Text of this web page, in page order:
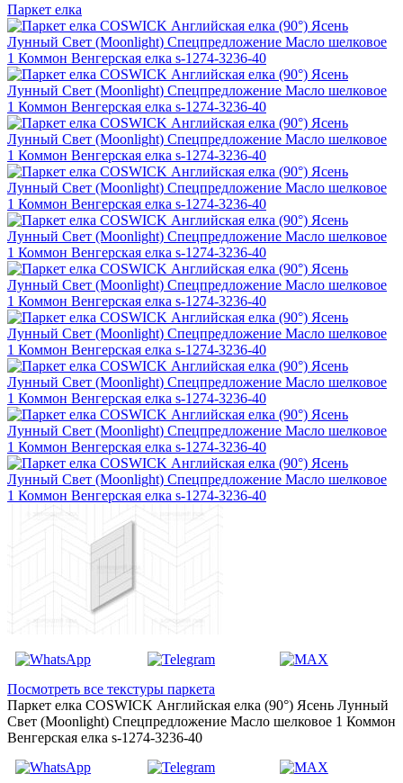
Паркет елка
Посмотреть все текстуры паркета
Паркет елка COSWICK Английская елка (90°) Ясень Лунный
Свет (Moonlight) Спецпредложение Масло шелковое 1 Коммон
Венгерская елка s-1274-3236-40